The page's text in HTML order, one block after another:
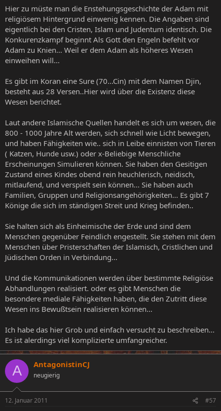
Hier zu müste man die Enstehungsgeschichte der Adam mit
religiösem Hintergrund einwenig kennen. Die Angaben sind
eigentlich bei den Cristen, Islam und Judentum identisch. Die
Konkurenzkampf beginnt Als Gott den Engeln befehlt vor
Adam zu Knien... Weil er dem Adam als höheres Wesen
einweihen will...
Es gibt im Koran eine Sure (70...Cin) mit dem Namen Djin,
besteht aus 28 Versen..Hier wird über die Existenz diese
Wesen berichtet.
Laut andere Islamische Quellen handelt es sich um wesen, die
800 - 1000 Jahre Alt werden, sich schnell wie Licht bewegen,
und haben Fähigkeiten wie.. sich in Leibe einnisten von Tieren
( Katzen, Hunde usw.) oder x-Beliebige Menschliche
Erscheinungen Simulieren können. Sie haben den Gesitigen
Zustand eines Kindes obend rein heuchlerisch, neidisch,
mitlaufend, und verspielt sein können... Sie haben auch
Familien, Gruppen und Religionsangehörigkeiten... Es gibt 7
Könige die sich im ständigen Streit und Krieg befinden..
Sie halten sich als Einheimische der Erde und sind dem
Menschen gegenüber Feindlich engestellt. Sie stehen mit dem
Menschen über Pristerschaften der Islamisch, Cristlichen und
Jüdischen Orden in Verbindung...
Und die Kommunikationen werden über bestimmte Religiöse
Abhandlungen realisiert. oder es gibt Menschen die
besondere mediale Fähigkeiten haben, die den Zutritt diese
Wesen ins Bewußtsein realisieren können...
Ich habe das hier Grob und einfach versucht zu beschreiben...
Es ist alerdings viel komplizierte umfangreicher.
A AntagonistinCJ
neugierig
12. Januar 2011 #57